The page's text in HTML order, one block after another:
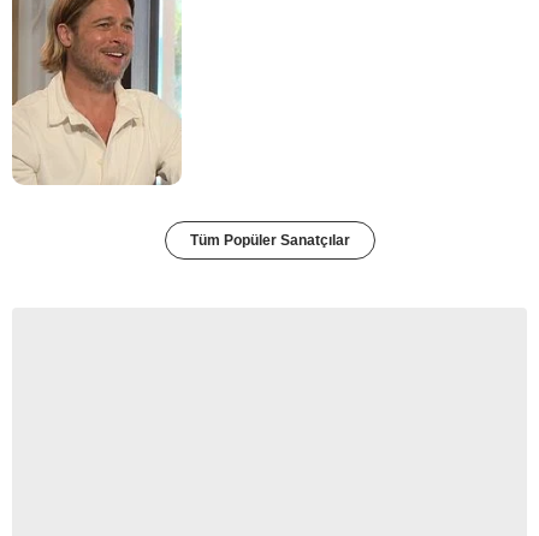
Tüm Popüler Sanatçılar